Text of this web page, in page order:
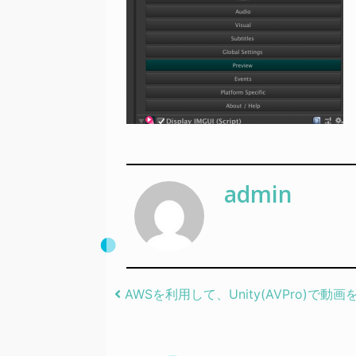
admin
Post navigation
AWSを利用して、Unity(AVPro)で動画